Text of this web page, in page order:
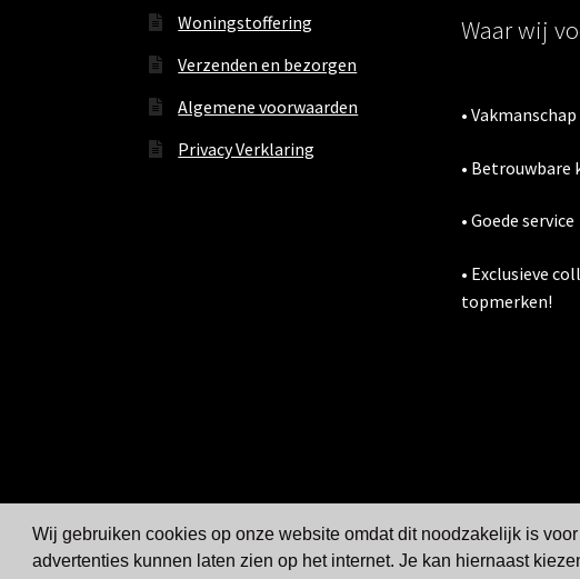
Wij gebruiken cookies op onze website omdat dit noodzakelijk is
advertenties kunnen laten zien op het internet. Je kan hiernaast
Woningstoffering
Verzenden en bezorgen
Algemene voorwaarden
Privacy Verklaring
Waar wij
• Vakmanschap
•
• Goede service
• Exclusieve
topmerken!